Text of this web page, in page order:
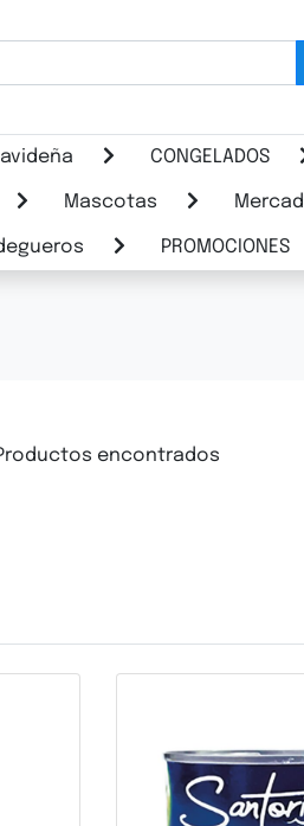
CONGELADOS
Mascotas
PROMOCIONES
encontrados